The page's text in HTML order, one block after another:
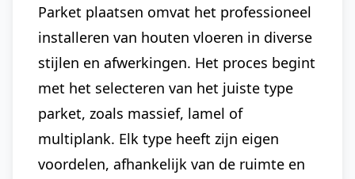
Parket plaatsen omvat het professioneel
installeren van houten vloeren in diverse
stijlen en afwerkingen. Het proces begint
met het selecteren van het juiste type
parket, zoals massief, lamel of
multiplank. Elk type heeft zijn eigen
voordelen, afhankelijk van de ruimte en